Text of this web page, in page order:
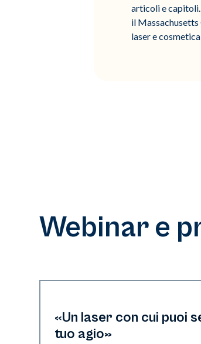
articoli e
il
laser e
Webinar e
Neo Elite | Video
«Un laser con cui puoi
tuo agio»